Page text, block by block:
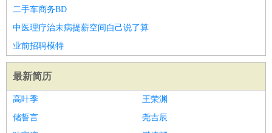
二手车商务BD
中医理疗治未病提薪空间自己说了算
业前招聘模特
最新简历
高叶季
王荣渊
储誓言
尧吉辰